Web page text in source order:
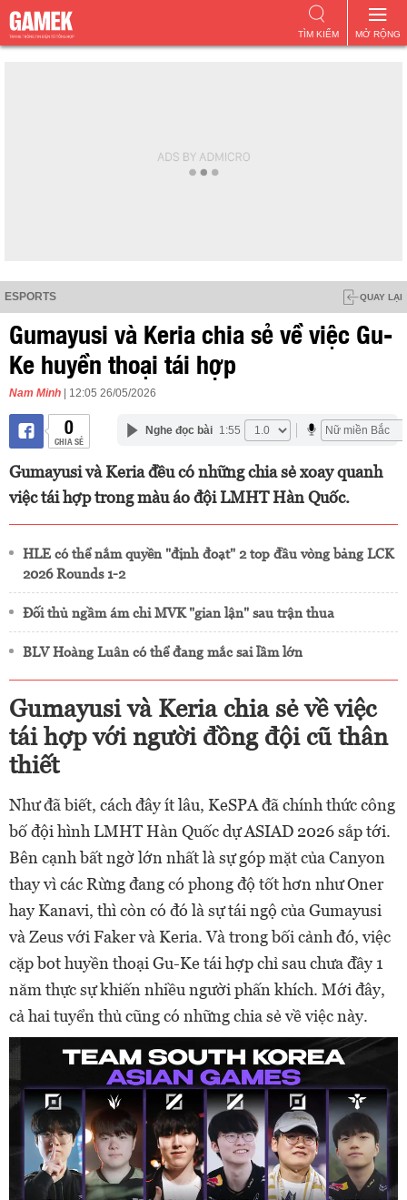
MỞ RỘNG
TÌM KIẾM
ESPORTS QUAY LẠI
Gumayusi và Keria chia sẻ về việc Gu-
Ke huyền thoại tái hợp
Nam Minh | 12:05 26/05/2026
0
CHIA SẺ
Nghe đọc bài 1:55
Gumayusi và Keria đều có những chia sẻ xoay quanh
việc tái hợp trong màu áo đội LMHT Hàn Quốc.
HLE có thể nắm quyền "định đoạt" 2 top đầu vòng bảng LCK
2026 Rounds 1-2
Đối thủ ngầm ám chỉ MVK "gian lận" sau trận thua
BLV Hoàng Luân có thể đang mắc sai lầm lớn
Gumayusi và Keria chia sẻ về việc
tái hợp với người đồng đội cũ thân
thiết
Như đã biết, cách đây ít lâu, KeSPA đã chính thức công
bố đội hình LMHT Hàn Quốc dự ASIAD 2026 sắp tới.
Bên cạnh bất ngờ lớn nhất là sự góp mặt của Canyon
thay vì các Rừng đang có phong độ tốt hơn như Oner
hay Kanavi, thì còn có đó là sự tái ngộ của Gumayusi
và Zeus với Faker và Keria. Và trong bối cảnh đó, việc
cặp bot huyền thoại Gu-Ke tái hợp chỉ sau chưa đầy 1
năm thực sự khiến nhiều người phấn khích. Mới đây,
cả hai tuyển thủ cũng có những chia sẻ về việc này.